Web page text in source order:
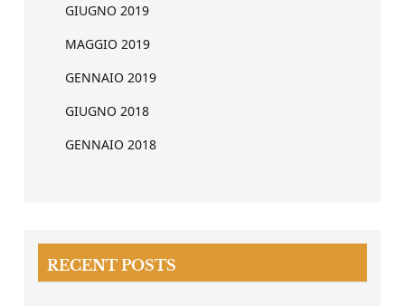
GIUGNO 2019
MAGGIO 2019
GENNAIO 2019
GIUGNO 2018
GENNAIO 2018
RECENT POSTS